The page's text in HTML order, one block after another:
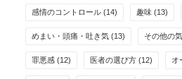
感情のコントロール (14) 趣味 (13)
めまい・頭痛・吐き気 (13) その他の
罪悪感 (12) 医者の選び方 (12) オ